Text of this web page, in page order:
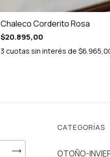
Chaleco Corderito Rosa
$20.895,00
3 cuotas sin interés de
CATEGORÍAS
OTOÑO-